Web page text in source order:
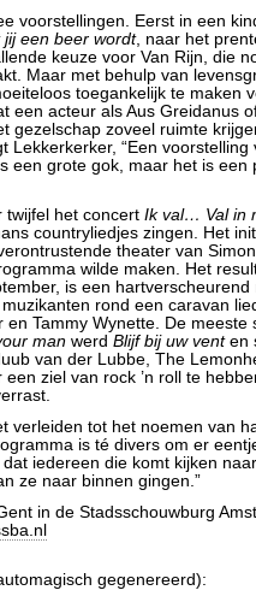
voorstellingen. Eerst in een
jij een beer wordt, naar het
keuze voor Van Rijn, die
Maar met behulp van
toegankelijk te maken
een acteur als Aus Greidanus
gezelschap zoveel ruimte
Lekkerkerker, “Een
een grote gok, maar het is een
twijfel het concert Ik val… Val in
countryliedjes zingen. Het
theater van
wilde maken. Het
is een hartverscheurend
rond een caravan
en Tammy Wynette. De meeste
man werd Blijf bij uw venten
van der Lubbe, The
ziel van rock ’n roll te
verleiden tot het noemen van
is té divers om er
iedereen die komt kijken
ze naar binnen gingen.”
in de Stadsschouwburg
gegenereerd):